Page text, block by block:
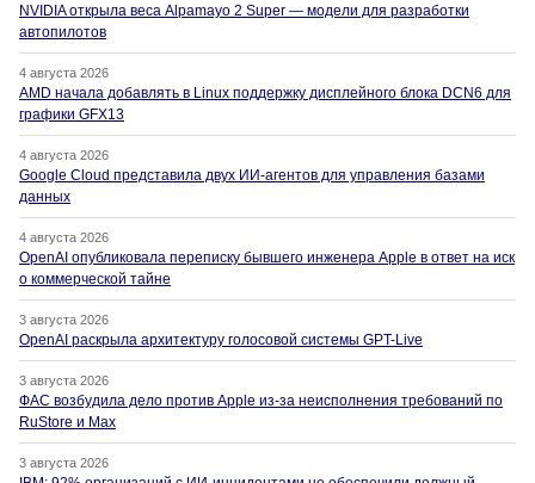
NVIDIA открыла веса Alpamayo 2 Super — модели для разработки
автопилотов
4 августа 2026
AMD начала добавлять в Linux поддержку дисплейного блока DCN6 для
графики GFX13
4 августа 2026
Google Cloud представила двух ИИ-агентов для управления базами
данных
4 августа 2026
OpenAI опубликовала переписку бывшего инженера Apple в ответ на иск
о коммерческой тайне
3 августа 2026
OpenAI раскрыла архитектуру голосовой системы GPT-Live
3 августа 2026
ФАС возбудила дело против Apple из-за неисполнения требований по
RuStore и Max
3 августа 2026